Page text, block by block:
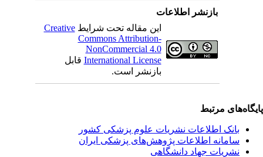
بازنشر اطلاعات
این مقاله تحت شرایطCreative
Commons Attribution-
NonCommercial 4.0
International Licenseقابل
بازنشر است.
مرتبط
بانک اطلاعات نشریات علوم پزشکی کشور
سامانه اطلاعات پژوهش‌های پزشکی ایران
نشریات جهاد دانشگاهی